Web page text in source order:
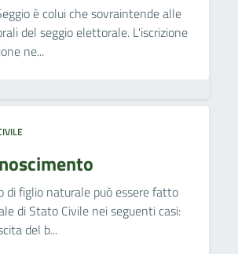
è colui che sovraintende alle
del seggio elettorale. L'iscrizione
ne...
di figlio naturale può essere fatto
di Stato Civile nei seguenti casi:
del b...